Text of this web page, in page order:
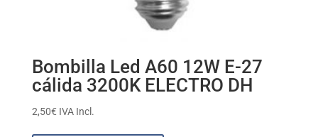
Bombilla Led A60 12W E-27
cálida 3200K ELECTRO DH
2,50€ IVA Incl.